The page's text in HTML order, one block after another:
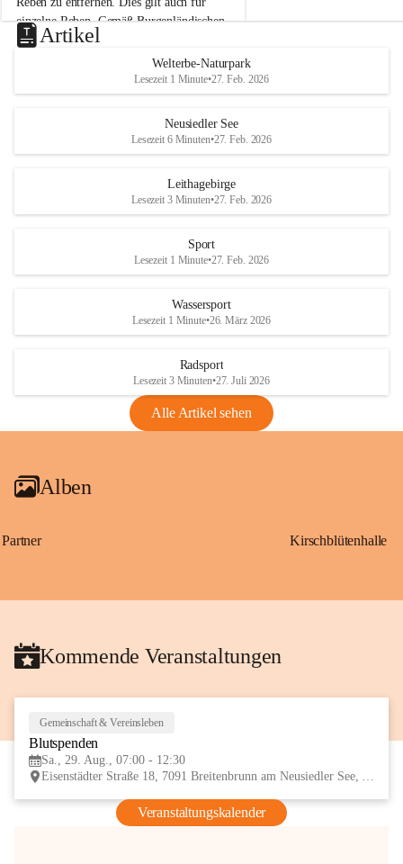
e
u
s
d
S
einzelne Reben. Gemäß Burgenländischen
Weinbaugesetz sind nicht gepflegte oder
unzulässige Weingärten zu roden! Bitte
helfen wir zusammen um unsere Winzer
vor den prognostizierten Ernteausfällen
und den daraus folgenden wirtschaftlichen
Maßnahmen zur Bekämpfung
Rebe und der Amerikanischen
Anhang VBl. EU Nr. 18
1 Seite•1,4 MB
VBl. EU Nr. 18_2026
u
e
d
r
S
Artikel
Welterbe-Naturpark
Lesezeit 1 Minute•27. Feb. 2026
Neusiedler See
Lesezeit 6 Minuten•27. Feb. 2026
Leithagebirge
Lesezeit 3 Minuten•27. Feb. 2026
Sport
Lesezeit 1 Minute•27. Feb. 2026
Wassersport
Lesezeit 1 Minute•26. März 2026
Radsport
Lesezeit 3 Minuten•27. Juli 2026
Alle Artikel sehen
Alben
Partner Kirschblütenhalle
Kommende Veranstaltungen
Gemeinschaft & Vereinsleben
Blutspenden
Sa., 29. Aug., 07:00 - 12:30
Eisenstädter Straße 18, 7091 Breitenbrunn am Neusiedler See, AUT
Veranstaltungskalender